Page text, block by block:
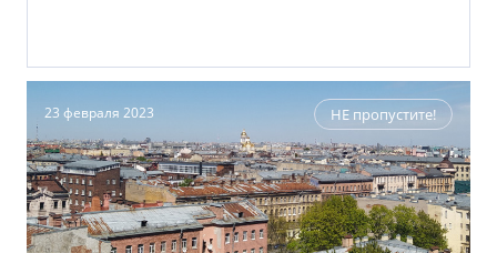
23 февраля 2023 НЕ пропустите!